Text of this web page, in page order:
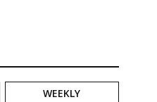
WEEKLY